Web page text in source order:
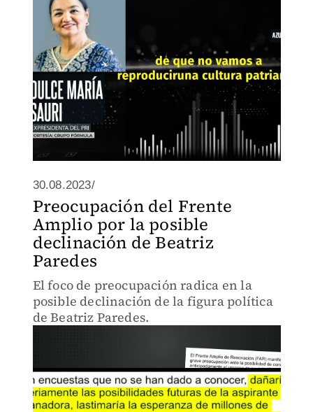
30.08.2023/
Preocupación del Frente
Amplio por la posible
declinación de Beatriz
Paredes
El foco de preocupación radica en la
posible declinación de la figura política
de Beatriz Paredes.